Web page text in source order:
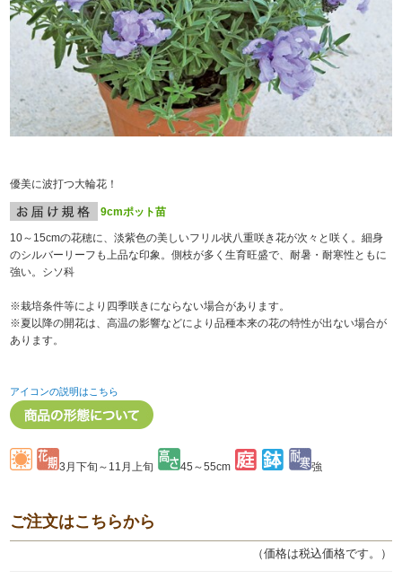
優美に波打つ大輪花！
9cmポット苗
10～15cmの花穂に、淡紫色の美しいフリル状八重咲き花が次々と咲く。細身
のシルバーリーフも上品な印象。側枝が多く生育旺盛で、耐暑・耐寒性ともに
強い。シソ科
※栽培条件等により四季咲きにならない場合があります。
※夏以降の開花は、高温の影響などにより品種本来の花の特性が出ない場合が
あります。
アイコンの説明はこちら
3月下旬～11月上旬 45～55cm 強
ご注文はこちらから
（価格は税込価格です。）